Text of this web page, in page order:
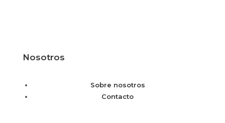
Nosotros
Sobre nosotros
Contacto